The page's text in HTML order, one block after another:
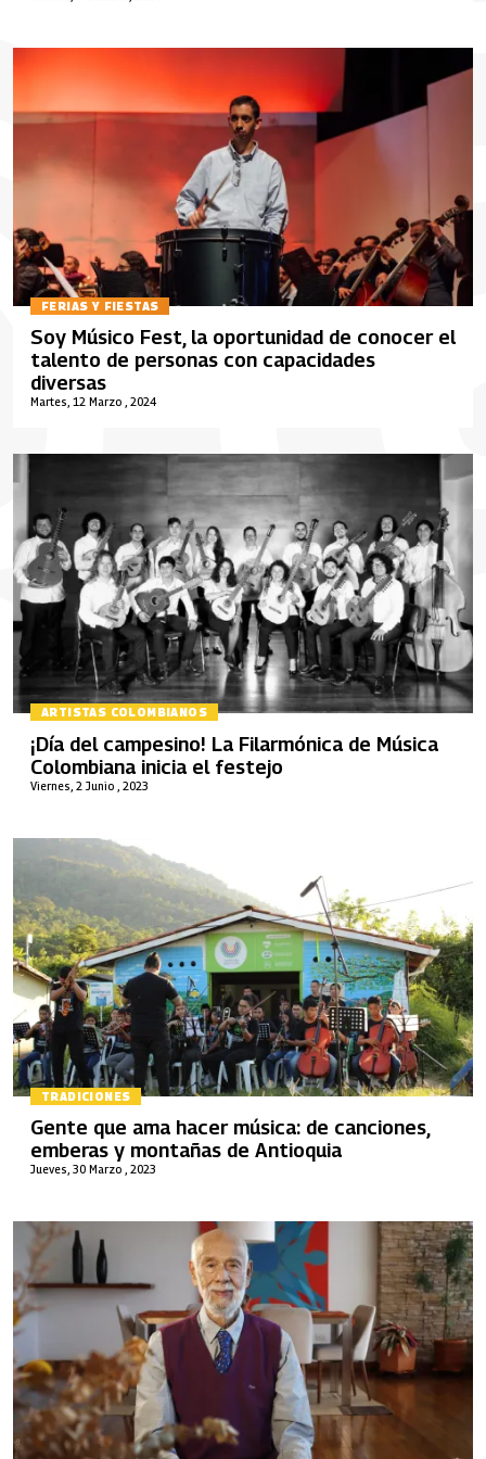
FERIAS Y FIESTAS
Martes, 12 Marzo , 2024
Soy Músico Fest, la oportunidad de conocer el
talento de personas con capacidades
diversas
ARTISTAS COLOMBIANOS
Viernes, 2 Junio , 2023
¡Día del campesino! La Filarmónica de Música
Colombiana inicia el festejo
TRADICIONES
Jueves, 30 Marzo , 2023
Gente que ama hacer música: de canciones,
emberas y montañas de Antioquia